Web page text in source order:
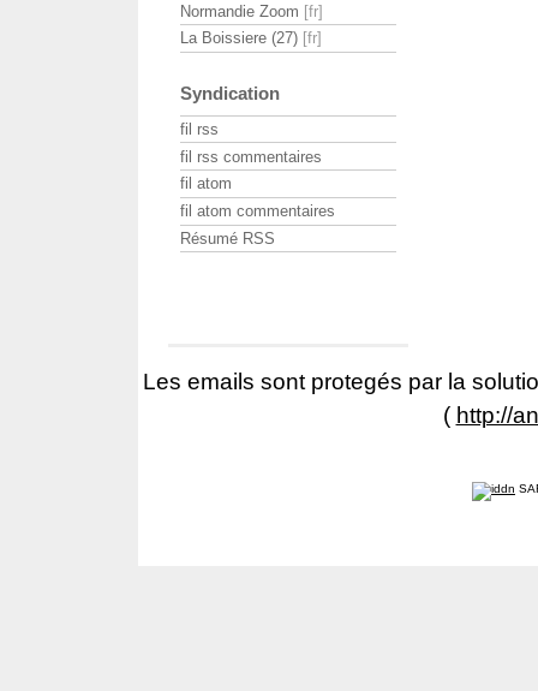
Normandie Zoom
La Boissiere (27)
Syndication
fil rss
fil rss commentaires
fil atom
fil atom commentaires
Résumé RSS
Les emails sont protegés par la
( http://